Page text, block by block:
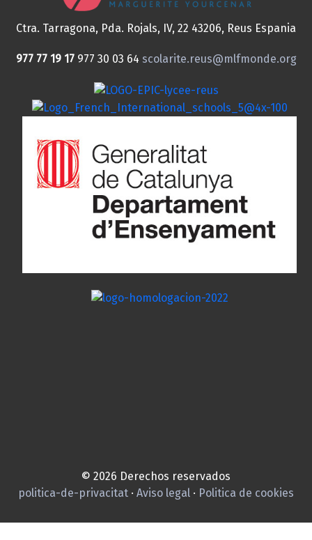
Ctra. Tarragona, Pda. Rojals, IV, 22 43206, Reus Espania
977 77 19 17 977 30 03 64 scolarite.reus@mlfmonde.org
© 2026 Derechos reservados
politica-de-privacitat · Aviso legal · Politica de cookies